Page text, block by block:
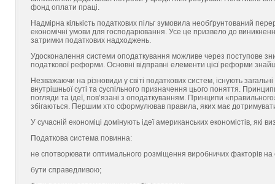
фонд оплати праці.
Надмірна кількість податкових пільг зумовила необґрунтований
економічні умови для господарювання. Усе це призвело до
затримки податкових надходжень.
Удосконалення системи оподаткування можливе через поступове
податкової реформи. Основні відправні елементи цієї реформи
Незважаючи на різновиди у світі податкових систем, існують
внутрішньої суті та суспільного призначення цього поняття.
погляди та ідеї, пов’язані з оподаткуванням. Принципи
збігаються. Першим хто сформулював правила, яких має
У сучасній економіці домінують ідеї американських економістів, які
Податкова система повинна:
не спотворювати оптимального розміщення виробничих факторів
бути справедливою;